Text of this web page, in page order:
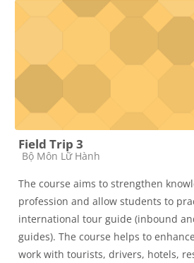
Field Trip 3
Các loại khóa học
Bộ Môn Lữ Hành
The course aims to strengthen
profession and allow students to
international tour guide (inbound
guides). The course helps to
work with tourists, drivers, hotels,